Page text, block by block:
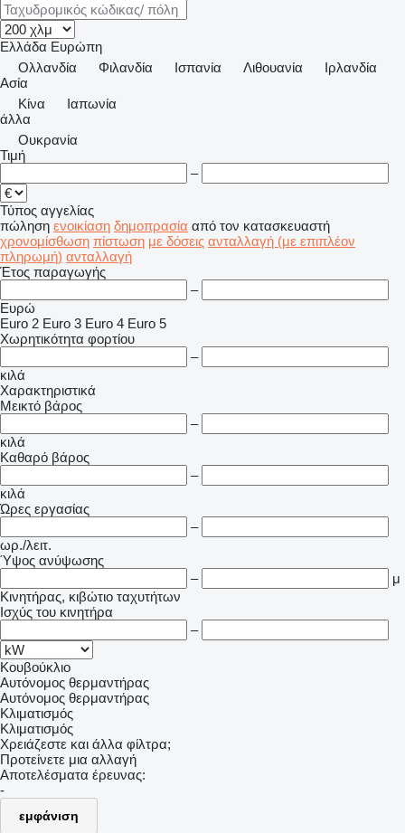
Ελλάδα Ευρώπη
Ολλανδία
Φιλανδία Ισπανία Λιθουανία
Ιρλανδία
Ασία
Κίνα
Ιαπωνία
άλλα
Ουκρανία
Τιμή
–
Τύπος αγγελίας
πώληση ενοικίαση δημοπρασία από τον κατασκευαστή
χρονομίσθωση πίστωση με δόσεις ανταλλαγή (με επιπλέον
πληρωμή) ανταλλαγή
Έτος παραγωγής
–
Ευρώ
Euro 2 Euro 3 Euro 4 Euro 5
Χωρητικότητα φορτίου
–
κιλά
Χαρακτηριστικά
Μεικτό βάρος
–
κιλά
Καθαρό βάρος
–
κιλά
Ώρες εργασίας
–
ωρ./λειτ.
Ύψος ανύψωσης
–
μ
Κινητήρας, κιβώτιο ταχυτήτων
Ισχύς του κινητήρα
–
Κουβούκλιο
Αυτόνομος θερμαντήρας
Αυτόνομος θερμαντήρας
Κλιματισμός
Κλιματισμός
Χρειάζεστε και άλλα φίλτρα;
Προτείνετε μια αλλαγή
Αποτελέσματα έρευνας:
-
εμφάνιση